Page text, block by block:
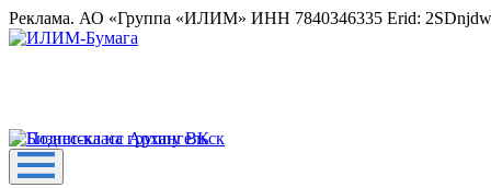
Реклама. АО «Группа «ИЛИМ» ИНН 7840346335 Erid: